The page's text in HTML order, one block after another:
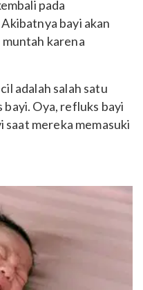
pada
bayi akan
karena
adalah salah satu
Oya, refluks bayi
saat mereka memasuki